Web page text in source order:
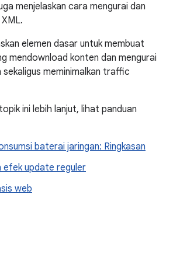
menjelaskan cara mengurai dan
elemen dasar untuk membuat
mendownload konten dan mengurai
meminimalkan traffic
ini lebih lanjut, lihat panduan
baterai jaringan: Ringkasan
efek update reguler
web